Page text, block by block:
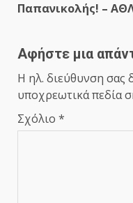
Παπανικολής! –
Αφήστε μια
Η ηλ. διεύθυνση σας
υποχρεωτικά πεδία
Σχόλιο *